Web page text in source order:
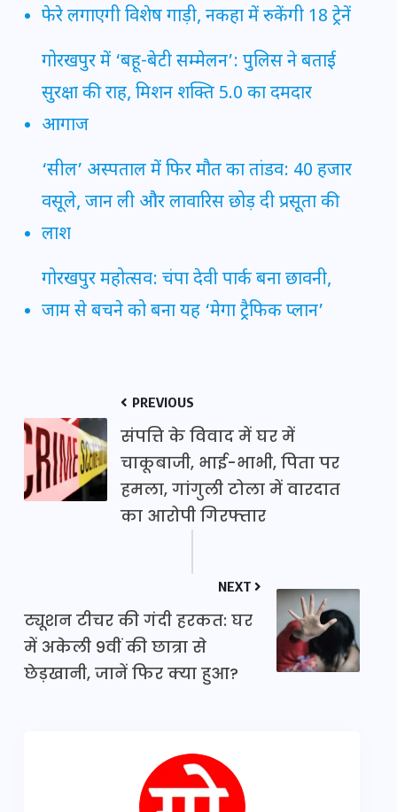
फेरे लगाएगी विशेष गाड़ी, नकहा में रुकेंगी 18 ट्रेनें
गोरखपुर में ‘बहू-बेटी सम्मेलन’: पुलिस ने बताई
सुरक्षा की राह, मिशन शक्ति 5.0 का दमदार
आगाज
‘सील’ अस्पताल में फिर मौत का तांडव: 40 हजार
वसूले, जान ली और लावारिस छोड़ दी प्रसूता की
लाश
गोरखपुर महोत्सव: चंपा देवी पार्क बना छावनी,
जाम से बचने को बना यह ‘मेगा ट्रैफिक प्लान’
PREVIOUS
संपत्ति के विवाद में घर में
चाकूबाजी, भाई-भाभी, पिता पर
हमला, गांगुली टोला में वारदात
का आरोपी गिरफ्तार
NEXT
ट्यूशन टीचर की गंदी हरकत: घर
में अकेली 9वीं की छात्रा से
छेड़खानी, जानें फिर क्या हुआ?